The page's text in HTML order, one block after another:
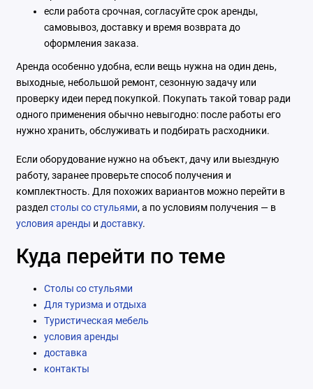
если работа срочная, согласуйте срок аренды,
самовывоз, доставку и время возврата до
оформления заказа.
Аренда особенно удобна, если вещь нужна на один день,
выходные, небольшой ремонт, сезонную задачу или
проверку идеи перед покупкой. Покупать такой товар ради
одного применения обычно невыгодно: после работы его
нужно хранить, обслуживать и подбирать расходники.
Если оборудование нужно на объект, дачу или выездную
работу, заранее проверьте способ получения и
комплектность. Для похожих вариантов можно перейти в
раздел столы со стульями, а по условиям получения — в
условия аренды и доставку.
Куда перейти по теме
Столы со стульями
Для туризма и отдыха
Туристическая мебель
условия аренды
доставка
контакты